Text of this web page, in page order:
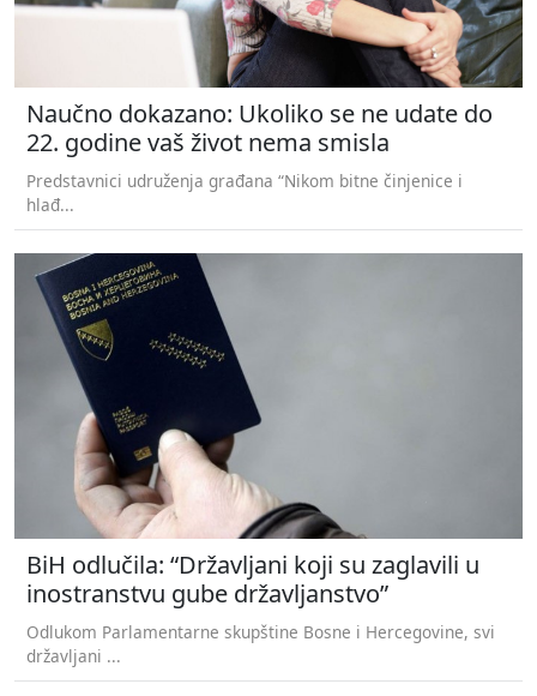
Naučno dokazano: Ukoliko se ne udate do
22. godine vaš život nema smisla
Predstavnici udruženja građana “Nikom bitne činjenice i
hlađ...
BiH odlučila: “Državljani koji su zaglavili u
inostranstvu gube državljanstvo”
Odlukom Parlamentarne skupštine Bosne i Hercegovine, svi
državljani ...